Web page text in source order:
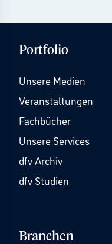
Portfolio
Unsere Medien
Veranstaltungen
Fachbücher
Unsere Services
dfv Archiv
dfv Studien
Branchen